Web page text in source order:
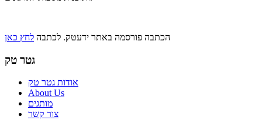
הכתבה פורסמה באתר ידעטק. לכתבה לחץ כאן
גטר טק
אודות גטר טק
About Us
מותגים
צור קשר